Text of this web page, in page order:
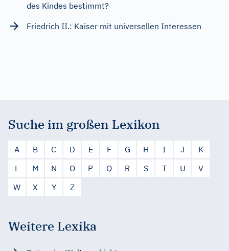
des Kindes bestimmt?
Friedrich II.: Kaiser mit universellen Interessen
Suche im großen Lexikon
A B C D E F G H I J
K
L
M N O P Q R S T U
V
W
X Y Z
Weitere Lexika